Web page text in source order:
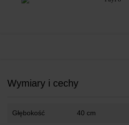
Wymiary i cechy
Głębokość 40 cm